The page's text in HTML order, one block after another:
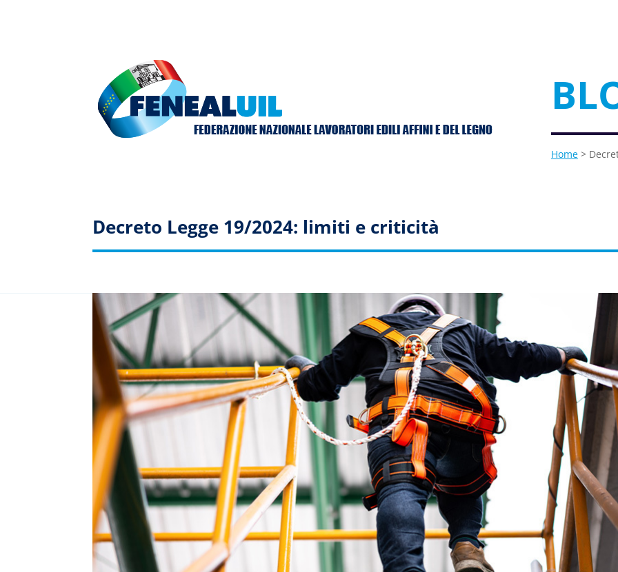
Home>
Decreto Legge 19/2024: limiti e criticità